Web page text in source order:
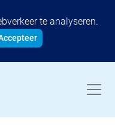
te analyseren.